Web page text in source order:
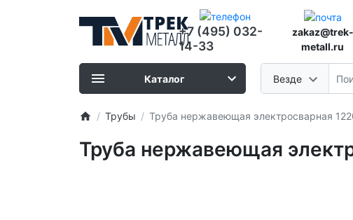
+7 (495) 032-
14-33
zakaz@trek-
metall.ru
Везде
Каталог
Трубы Труба нержавеющая электросварная
Труба нержавеющая